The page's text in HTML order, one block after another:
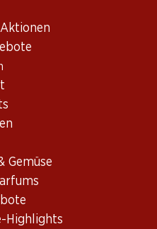
Gemüse
Highlights
40%
53.70
Fetzer Chardonnay
2023